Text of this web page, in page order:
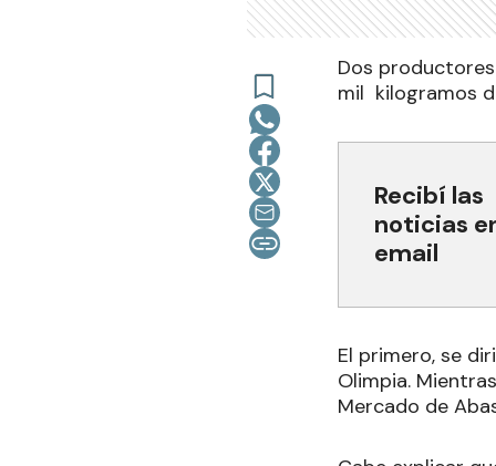
Dos
mil kilogramos
Recibí las
noticias
email
El primero, se
Olimpia.
Mercado de